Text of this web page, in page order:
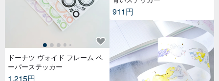
ドーナツ ヴォイド フレーム ペ
ーパーステッカー
1,215円
911円